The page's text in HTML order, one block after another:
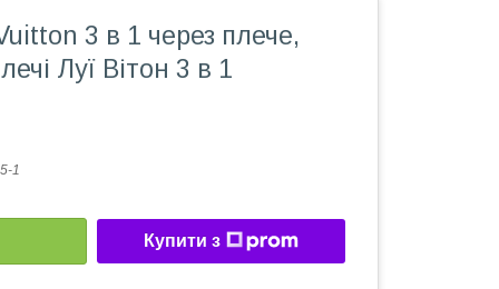
3 в 1 через плече,
Луї Вітон 3 в 1
1
Купити з